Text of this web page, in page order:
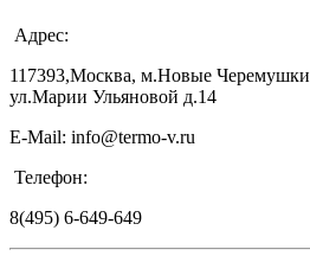
Адрес:
117393,Москва, м.Новые
ул.Марии Ульяновой д.14
E-Mail: info@termo-v.ru
Телефон:
8(495) 6-649-649